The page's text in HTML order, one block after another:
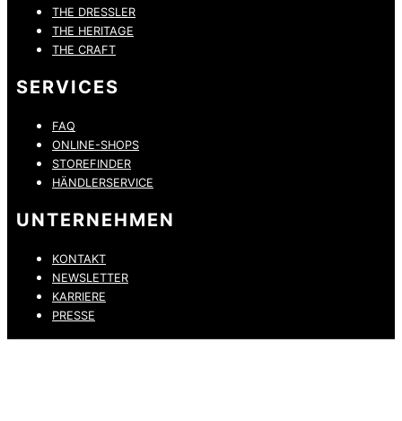
THE DRESSLER
THE HERITAGE
THE CRAFT
SERVICES
FAQ
ONLINE-SHOPS
STOREFINDER
HÄNDLERSERVICE
UNTERNEHMEN
KONTAKT
NEWSLETTER
KARRIERE
PRESSE